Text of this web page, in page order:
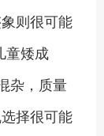
则很可能
童矮成
杂，质量
择很可能